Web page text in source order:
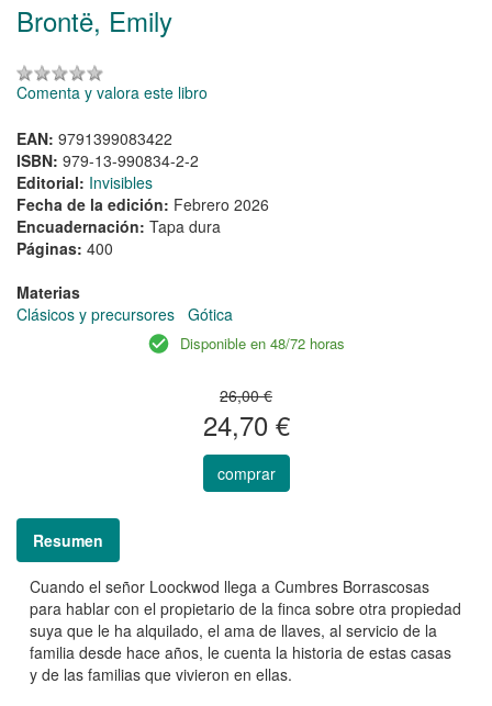
Brontë, Emily
Comenta y valora este libro
EAN: 9791399083422
ISBN: 979-13-990834-2-2
Editorial: Invisibles
Fecha de la edición: Febrero 2026
Encuadernación: Tapa dura
Páginas: 400
Materias
Clásicos y precursores Gótica
Disponible en 48/72 horas
26,00 €
24,70 €
comprar
Resumen
Cuando el señor Loockwod llega a Cumbres Borrascosas
para hablar con el propietario de la finca sobre otra propiedad
suya que le ha alquilado, el ama de llaves, al servicio de la
familia desde hace años, le cuenta la historia de estas casas
y de las familias que vivieron en ellas.